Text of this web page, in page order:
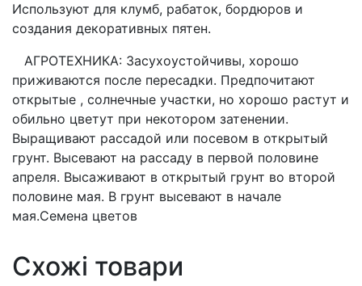
Используют для клумб, рабаток, бордюров и
создания декоративных пятен.
АГРОТЕХНИКА: Засухоустойчивы, хорошо
приживаются после пересадки. Предпочитают
открытые , солнечные участки, но хорошо растут и
обильно цветут при некотором затенении.
Выращивают рассадой или посевом в открытый
грунт. Высевают на рассаду в первой половине
апреля. Высаживают в открытый грунт во второй
половине мая. В грунт высевают в начале
мая.Семена цветов
Схожі товари